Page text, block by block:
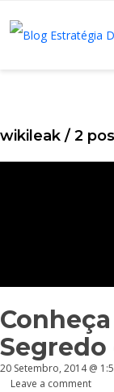
wikileak / 2
20 Setembro, 2014 @
Leave a comment